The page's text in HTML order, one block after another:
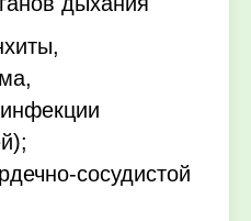
сосудистой